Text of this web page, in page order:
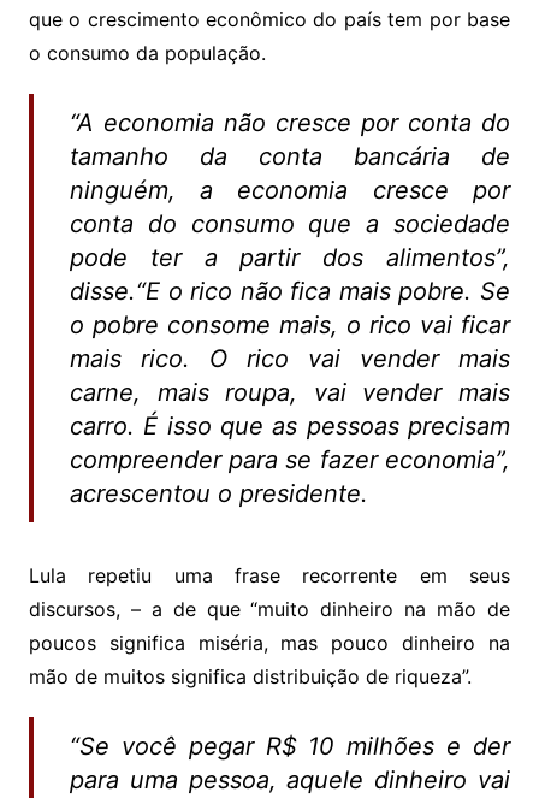
que o crescimento econômico do país tem por base
o consumo da população.
“A economia não cresce por conta do
tamanho da conta bancária de
ninguém, a economia cresce por
conta do consumo que a sociedade
pode ter a partir dos alimentos”,
disse.“E o rico não fica mais pobre. Se
o pobre consome mais, o rico vai ficar
mais rico. O rico vai vender mais
carne, mais roupa, vai vender mais
carro. É isso que as pessoas precisam
compreender para se fazer economia”,
acrescentou o presidente.
Lula repetiu uma frase recorrente em seus
discursos, – a de que “muito dinheiro na mão de
poucos significa miséria, mas pouco dinheiro na
mão de muitos significa distribuição de riqueza”.
“Se você pegar R$ 10 milhões e der
para uma pessoa, aquele dinheiro vai